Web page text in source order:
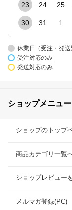
23 24 25
30 31 1
休業日（受注・発送
受注対応のみ
発送対応のみ
ショップメニュー
ショップのトップ
商品カテゴリ一覧
ショップレビュー
メルマガ登録(PC)